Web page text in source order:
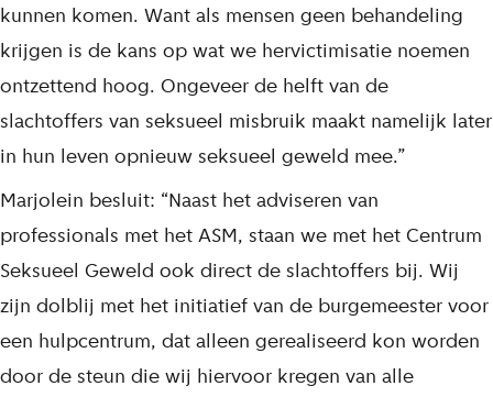
kunnen komen. Want als mensen geen behandeling
krijgen is de kans op wat we hervictimisatie noemen
ontzettend hoog. Ongeveer de helft van de
slachtoffers van seksueel misbruik maakt namelijk later
in hun leven opnieuw seksueel geweld mee.”
Marjolein besluit: “Naast het adviseren van
professionals met het ASM, staan we met het Centrum
Seksueel Geweld ook direct de slachtoffers bij. Wij
zijn dolblij met het initiatief van de burgemeester voor
een hulpcentrum, dat alleen gerealiseerd kon worden
door de steun die wij hiervoor kregen van alle